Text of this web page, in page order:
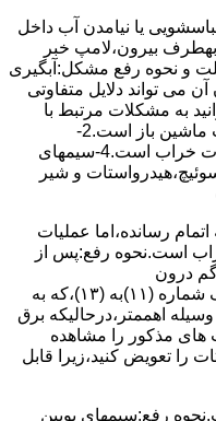
لباسشویی یا نیامدن آب داخل
ﺑﯿﺮون،ﻻﻣﭗ ﺧﺒﺮ
و نحوه رﻓﻊ مشکل:آبگیری
می تواند دلایل متفاوتی
به مشکلات مرتبط با
آبگیری لباسشویی مراجعه کنید.1-درب ﻣﺎﺷﯿﻦ ﺑﺎز اﺳﺖ.2-
ﻣﯿﮑﺮوﺳﻮﺋﯿﭻ ﺧﺮاب اﺳﺖ.3-ﻫﯿﺪرواﺳﺘﺎت ﺧﺮاب اﺳﺖ.4-سیمهای
و ﺷﯿﺮ
اﺗﻤﺎم رﺳﺎﻧﺪه،اﻣﺎ ﻋﻤﻠﯿﺎت
ﺧﺮاب اﺳﺖ.نحوه رﻓﻊ:ﭘﺲ از
درون
ﻫﯿﺪرواﺳﺘﺎت،میبایست ﮐﻨﺘﺎﮐﺖ ﻣﺸﺘﺮک شماره (۱۱)به (۱۳)،ﮐﻪ ﺑﻪ
اهممتر،درحالیکه ﺑﺮق
ﻫﺎی ﻣﺬﮐﻮر را ﻣﺸﺎﻫﺪه
را ﺗﻌﻮﯾﺾ ﮐﻨﯿﺪ،زﯾﺮا قابل
رﻓﻊ:سیمهای ﺑﻮﺑﯿﻦ